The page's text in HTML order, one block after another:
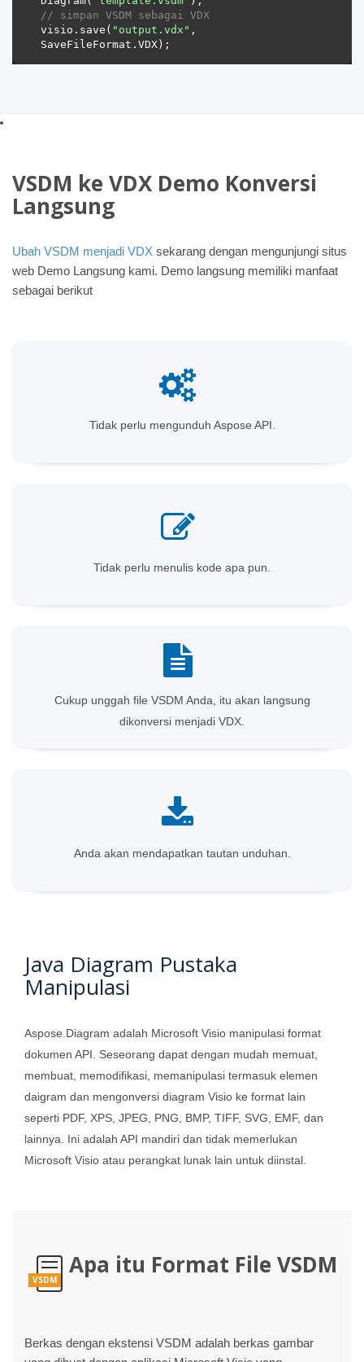
// simpan VSDM sebagai VDX
visio.save( "output.vdx" ,
VSDM ke VDX Demo Konversi
Langsung
Ubah VSDM menjadi VDX sekarang dengan mengunjungi situs
web Demo Langsung kami. Demo langsung memiliki manfaat
sebagai berikut
Tidak perlu mengunduh Aspose API.
Tidak perlu menulis kode apa pun.
Cukup unggah file VSDM Anda, itu akan langsung
dikonversi menjadi VDX.
Anda akan mendapatkan tautan unduhan.
Java Diagram Pustaka
Manipulasi
Aspose.Diagram adalah Microsoft Visio manipulasi format
dokumen API. Seseorang dapat dengan mudah memuat,
membuat, memodifikasi, memanipulasi termasuk elemen
daigram dan mengonversi diagram Visio ke format lain
seperti PDF, XPS, JPEG, PNG, BMP, TIFF, SVG, EMF, dan
lainnya. Ini adalah API mandiri dan tidak memerlukan
Microsoft Visio atau perangkat lunak lain untuk diinstal.
VSDM
Apa itu Format File VSDM
Berkas dengan ekstensi VSDM adalah berkas gambar